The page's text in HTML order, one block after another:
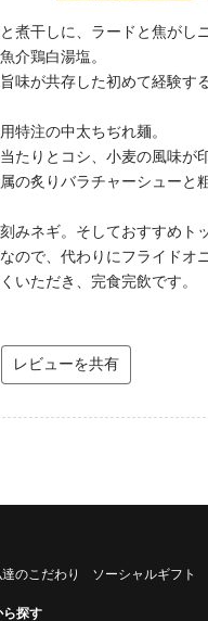
煮干しに、ラードと焦がし
介鶏白湯塩。
味が共存した初めて経験す
特注の中太ちぢれ麺。
たりとコシ、小麦の風味が
の炙りバラチャーシューと
みネギ。そしておすすめト
ので、代わりにフライドオ
いただき、完食完飲です。
レビューを共有
のこだわり ソーシャルギフト
ら探す